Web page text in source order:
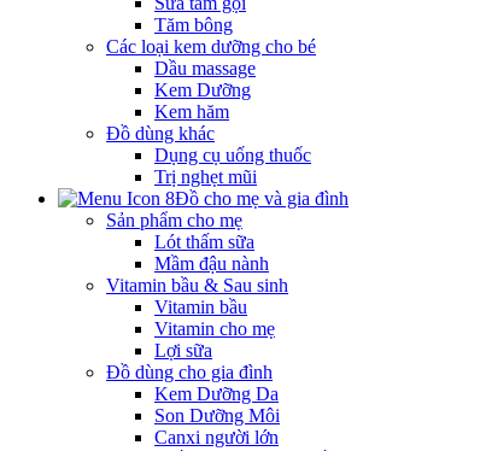
Tăm bông
Các loại kem dưỡng cho bé
Dầu massage
Kem Dưỡng
Kem hăm
Đồ dùng khác
Dụng cụ uống thuốc
Trị nghẹt mũi
Đồ cho mẹ và gia đình
Sản phẩm cho mẹ
Lót thấm sữa
Mầm đậu nành
Vitamin bầu & Sau sinh
Vitamin bầu
Vitamin cho mẹ
Lợi sữa
Đồ dùng cho gia đình
Kem Dưỡng Da
Son Dưỡng Môi
Canxi người lớn